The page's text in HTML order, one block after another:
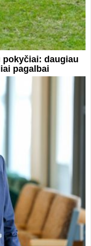
daugiau
pagalbai